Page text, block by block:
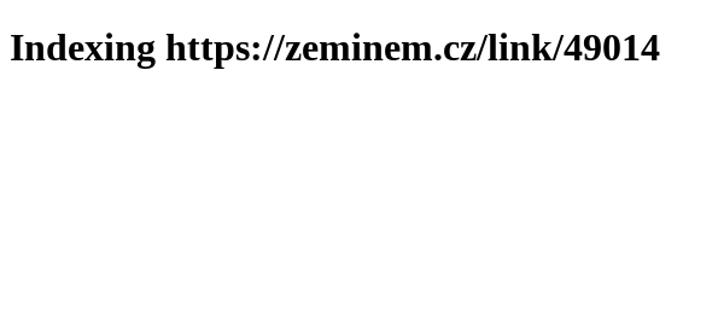
Indexing https://zeminem.cz/link/49014